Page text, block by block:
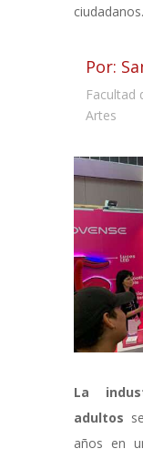
ciudadanos.
Por:
Facultad
Artes
La
adultos
años en